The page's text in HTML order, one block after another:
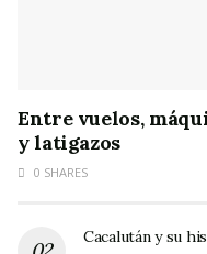
Entre vuelos,
y latigazos
0 SHARES
Cacalután y su